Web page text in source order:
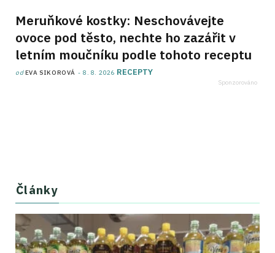
Meruňkové kostky: Neschovávejte
ovoce pod těsto, nechte ho zazářit v
letním moučníku podle tohoto receptu
odEVA SIKOROVÁ 8. 8. 2026 RECEPTY
Články